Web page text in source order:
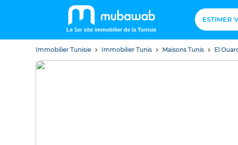
Le 1er site immobilier de la Tunisie
ESTIMER
Immobilier Tunisie Immobilier Tunis Maisons Tunis El